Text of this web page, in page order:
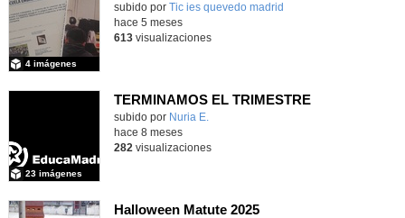
subido por Tic ies quevedo madrid
4 imágenes
hace 5 meses
613visualizaciones
TERMINAMOS EL TRIMESTRE
Contenido educativo.
subido por Nuria E.
23 imágenes
hace 8 meses
282 visualizaciones
Halloween Matute 2025